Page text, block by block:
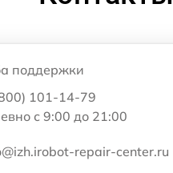
поддержки
101-14-79
с 9:00 до 21:00
repair-center.ru